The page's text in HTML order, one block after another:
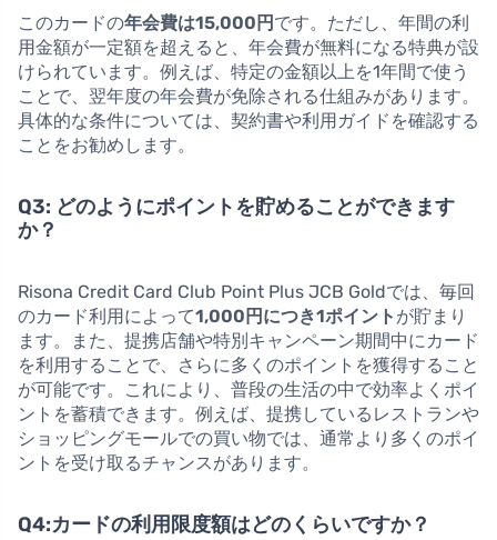
このカードの年会費は15,000円 です。ただし、年間の利
用金額が一定額を超えると、年会費が無料になる特典が設
けられています。例えば、特定の金額以上を1年間で使う
ことで、翌年度の年会費が免除される仕組みがあります。
具体的な条件については、契約書や利用ガイドを確認する
ことをお勧めします。
Q3: どのようにポイントを貯めることができます
か？
Risona Credit Card Club Point Plus JCB Goldでは、毎回
のカード利用によって1,000円につき1ポイント が貯まり
ます。また、提携店舗や特別キャンペーン期間中にカード
を利用することで、さらに多くのポイントを獲得すること
が可能です。これにより、普段の生活の中で効率よくポイ
ントを蓄積できます。例えば、提携しているレストランや
ショッピングモールでの買い物では、通常より多くのポイ
ントを受け取るチャンスがあります。
Q4:カードの利用限度額はどのくらいですか？